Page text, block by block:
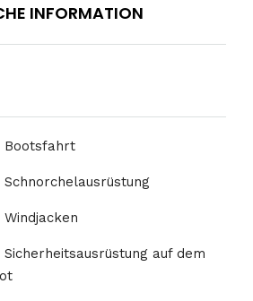
INFORMATION
Bootsfahrt
Schnorchelausrüstung
Windjacken
Sicherheitsausrüstung auf dem